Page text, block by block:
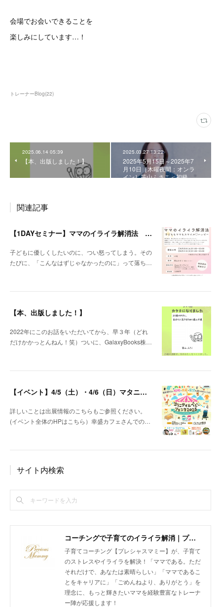
会場でお会いできることを
楽しみにしています…！
トレーナーBlog(22)
2025.06.14 05:39
【本、出版しました！】
2025.03.27 13:22
2025年5月15日～2025年7
月10日［木曜夜間：オンラ
イン］笹山ふさこ＜初級…
関連記事
【1DAYセミナー】ママのイライラ解消法 ～子どももママもスマイル♡ハッピー～
子どもに優しくしたいのに、つい怒ってしまう。その
たびに、「こんなはずじゃなかったのに」って落ち…
【本、出版しました！】
2022年にこのお話をいただいてから、早３年（どれ
だけかかっとんねん！笑）ついに、GalaxyBooks株…
【イベント】4/5（土）・4/6（日）マタニティ＆ベビーフェスタ＠パシフィコ横浜 出展します！
詳しいことは出展情報のこちらもご参照ください。
(イベント全体のHPはこちら）幸盛カフェさんでの…
サイト内検索
コーチングで子育てのイライラ解消｜プレシャスマミー 公式ホームページ
子育てコーチング【プレシャスマミー】が、子育て
のストレスやイライラを解決！「ママである。ただ
それだけで、あなたは素晴らしい」「ママであるこ
とをキャリアに」「ごめんねより、ありがとう」を
理念に、もっと輝きたいママを経験豊富なトレーナ
ー陣が応援します！